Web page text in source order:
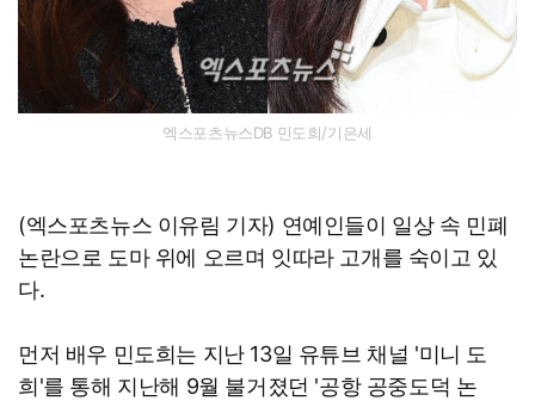
엑스포츠뉴스DB 민도희/기은세
(엑스포츠뉴스 이유림 기자) 연예인들이 일상 속 민폐
논란으로 도마 위에 오르며 잇따라 고개를 숙이고 있
다.
먼저 배우 민도희는 지난 13일 유튜브 채널 '미니 도
희'를 통해 지난해 9월 불거졌던 '공항 공중도덕 논